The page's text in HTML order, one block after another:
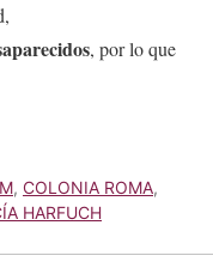
, por lo que
, COLONIA ROMA,
HARFUCH